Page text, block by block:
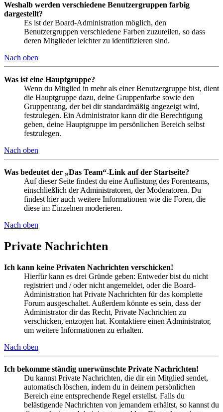
Weshalb werden verschiedene Benutzergruppen farbig
dargestellt?
Es ist der Board-Administration möglich, den
Benutzergruppen verschiedene Farben zuzuteilen, so dass
deren Mitglieder leichter zu identifizieren sind.
Nach oben
Was ist eine Hauptgruppe?
Wenn du Mitglied in mehr als einer Benutzergruppe bist, dient
die Hauptgruppe dazu, deine Gruppenfarbe sowie den
Gruppenrang, der bei dir standardmäßig angezeigt wird,
festzulegen. Ein Administrator kann dir die Berechtigung
geben, deine Hauptgruppe im persönlichen Bereich selbst
festzulegen.
Nach oben
Was bedeutet der „Das Team“-Link auf der Startseite?
Auf dieser Seite findest du eine Auflistung des Forenteams,
einschließlich der Administratoren, der Moderatoren. Du
findest hier auch weitere Informationen wie die Foren, die
diese im Einzelnen moderieren.
Nach oben
Private Nachrichten
Ich kann keine Privaten Nachrichten verschicken!
Hierfür kann es drei Gründe geben: Entweder bist du nicht
registriert und / oder nicht angemeldet, oder die Board-
Administration hat Private Nachrichten für das komplette
Forum ausgeschaltet. Außerdem könnte es sein, dass der
Administrator dir das Recht, Private Nachrichten zu
verschicken, entzogen hat. Kontaktiere einen Administrator,
um weitere Informationen zu erhalten.
Nach oben
Ich bekomme ständig unerwünschte Private Nachrichten!
Du kannst Private Nachrichten, die dir ein Mitglied sendet,
automatisch löschen, indem du in deinem persönlichen
Bereich eine entsprechende Regel erstellst. Falls du
belästigende Nachrichten von jemandem erhältst, so kannst du